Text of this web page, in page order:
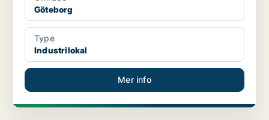
Göteborg
Type
Industrilokal
Mer info